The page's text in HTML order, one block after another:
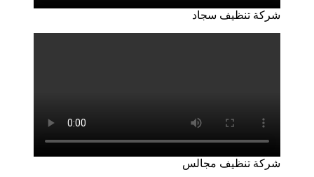
شركة تنظيف سجاد
شركة تنظيف مجالس